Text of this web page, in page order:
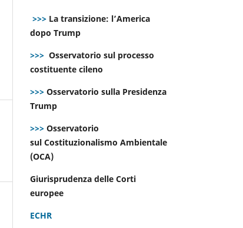
>>> La transizione: l’America
dopo Trump
>>> Osservatorio sul processo
costituente cileno
>>> Osservatorio sulla Presidenza
Trump
>>> Osservatorio
sul Costituzionalismo Ambientale
(OCA)
Giurisprudenza delle Corti
europee
ECHR